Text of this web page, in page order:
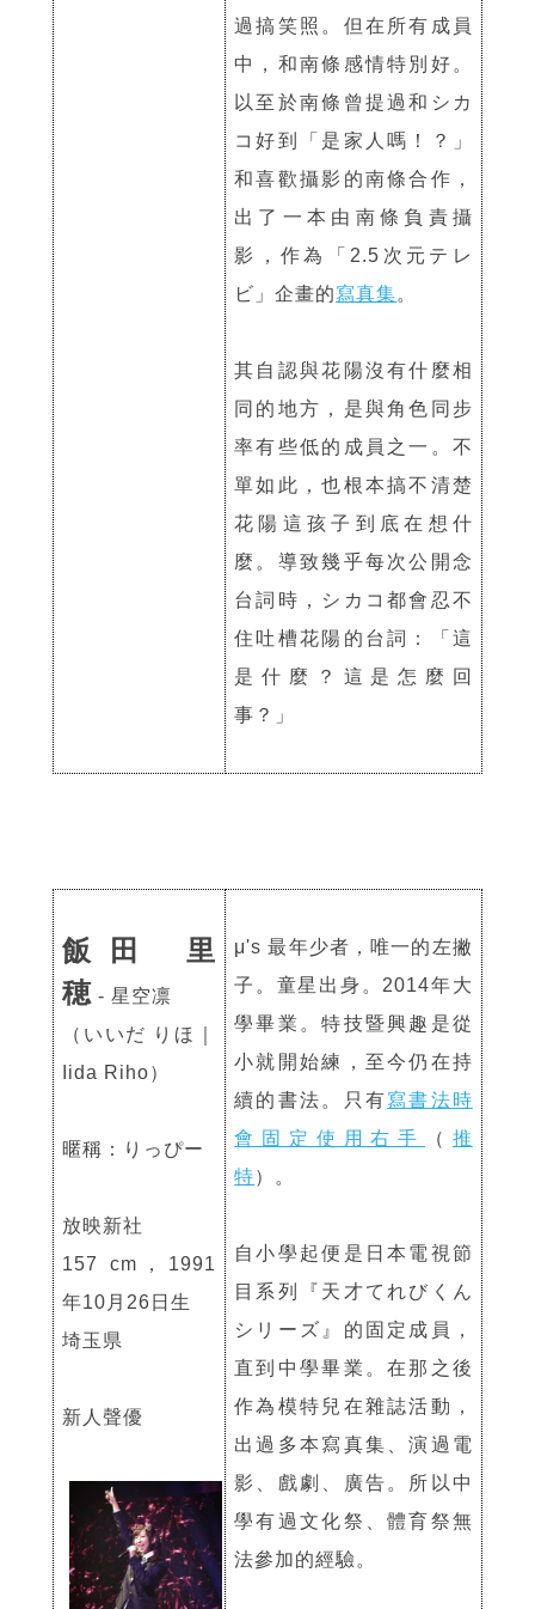
過搞笑照。但在所有成員
中，和南條感情特別好。
以至於南條曾提過和シカ
コ好到「是家人嗎！？」
和喜歡攝影的南條合作，
出了一本由南條負責攝
影，作為「2.5次元テレ
ビ」企畫的寫真集。
其自認與花陽沒有什麼相
同的地方，是與角色同步
率有些低的成員之一。不
單如此，也根本搞不清楚
花陽這孩子到底在想什
麼。導致幾乎每次公開念
台詞時，シカコ都會忍不
住吐槽花陽的台詞：「這
是什麼？這是怎麼回
事？」
飯田 里
穂 - 星空凛
（いいだ りほ｜
Iida Riho）
暱稱：りっぴー
放映新社
157 cm，1991
年10月26日生
埼玉県
新人聲優
μ's 最年少者，唯一的左撇
子。童星出身。2014年大
學畢業。特技暨興趣是從
小就開始練，至今仍在持
續的書法。只有寫書法時
會固定使用右手
（ 推
特）。
自小學起便是日本電視節
目系列『天才てれびくん
シリーズ』的固定成員，
直到中學畢業。在那之後
作為模特兒在雜誌活動，
出過多本寫真集、演過電
影、戲劇、廣告。所以中
學有過文化祭、體育祭無
法參加的經驗。